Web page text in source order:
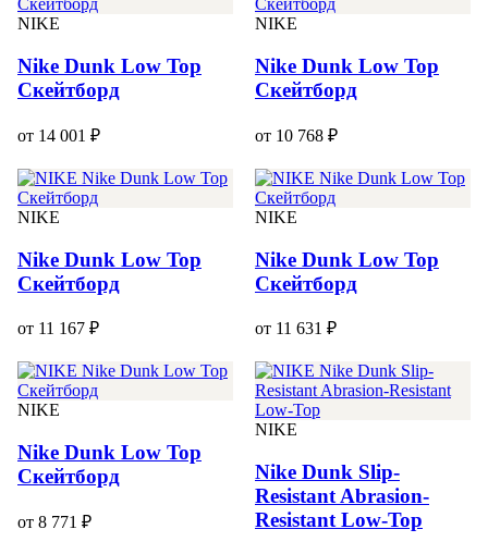
NIKE
Nike Dunk Low Top
Скейтборд
от 14 001 ₽
NIKE
Nike Dunk Low Top
Скейтборд
от 10 768 ₽
NIKE
Nike Dunk Low Top
Скейтборд
от 11 167 ₽
NIKE
Nike Dunk Low Top
Скейтборд
от 11 631 ₽
NIKE
Nike Dunk Low Top
Скейтборд
от 8 771 ₽
NIKE
Nike Dunk Slip-
Resistant Abrasion-
Resistant Low-Top